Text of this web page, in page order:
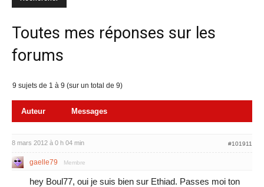
Toutes mes réponses sur les
forums
9 sujets de 1 à 9 (sur un total de 9)
Auteur Messages
8 mars 2012 à 0 h 04 min #101911
gaelle79 Membre
hey Boul77, oui je suis bien sur Ethiad. Passes moi ton